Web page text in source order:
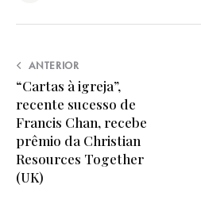
ANTERIOR
“Cartas à igreja”,
recente sucesso de
Francis Chan, recebe
prêmio da Christian
Resources Together
(UK)